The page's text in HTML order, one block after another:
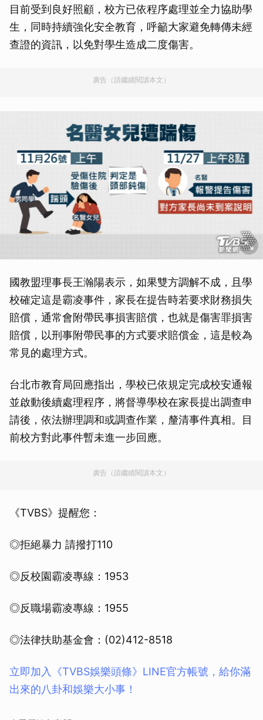
目前受到良好照顧，校方已依程序處理並全力協助學
生，同時持續強化安全教育，呼籲大家避免轉傳未經
查證的資訊，以免對學生造成二度傷害。
廣告（請繼續閱讀本文）
國教盟理事長王瀚陽表示，如果雙方調解不成，且學
校確定這是霸凌事件，家長在提告時若要求財務損失
賠償，通常會附帶民事損害賠償，也就是傷害罪損害
賠償，以刑事附帶民事的方式要求賠償金，這是較為
常見的處理方式。
台北市教育局回應指出，學校已依規定完成校安通報
並啟動後續處理程序，將督導學校在家長提出調查申
請後，依法辦理調和或調查作業，釐清事件真相。目
前校方對此事件暫未進一步回應。
廣告（請繼續閱讀本文）
《TVBS》提醒您：
◎拒絕暴力 請撥打110
◎反校園霸凌專線：1953
◎反職場霸凌專線：1955
◎法律扶助基金會：(02)412-8518
立即加入《TVBS娛樂頭條》LINE官方帳號，給你滿
出來的八卦和娛樂大小事！